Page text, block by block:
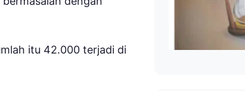
itu 42.000 terjadi di